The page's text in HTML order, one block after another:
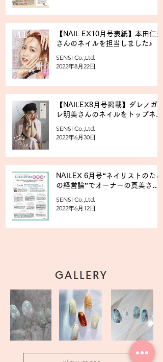
【NAIL EX10月号表紙】本田仁美
さんのネイルを担当しました♪
SENSI Co.,Ltd.
2022年8月22日
【NAILEX8月号掲載】ダレノガ
レ明美さんのネイルをトップネイ
SENSI Co.,Ltd.
2022年6月30日
NAILEX 6月号“ネイリストのため
の経営論”でオーナーの真美さん
SENSI Co.,Ltd.
2022年6月12日
GALLERY